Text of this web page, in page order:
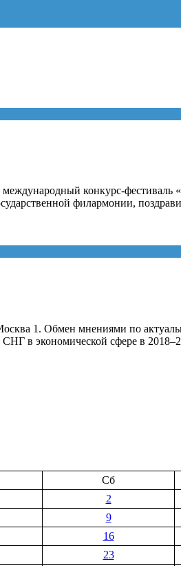
конкурс-фестиваль
филармонии,
1. Обмен мнениями по
СНГ в экономической сфере в
Сб
2
9
16
23